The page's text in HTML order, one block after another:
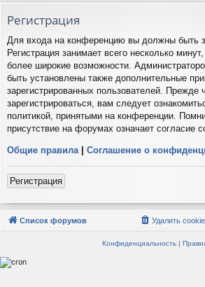
Регистрация
Для входа на конференцию вы должны быть
Регистрация занимает всего несколько
более широкие возможности.
быть установлены также дополнительные
зарегистрированных пользователей. Прежде
зарегистрироваться, вам следует
политикой, принятыми на конференции.
присутствие на форумах означает согласие
Общие правила | Соглашение о
Регистрация
Список форумов Удалить
Конфиденциальность|